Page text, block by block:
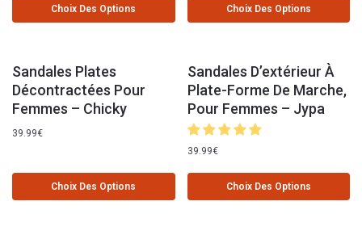
Choix Des Options Choix Des Options
Sandales Plates
Décontractées Pour
Femmes – Chicky
39.99€
Choix Des Options
Sandales D’extérieur À
Plate-Forme De Marche,
Pour Femmes – Jypa
39.99€
Choix Des Options